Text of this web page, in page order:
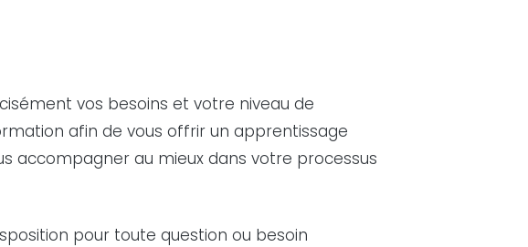
vos besoins et votre niveau de
afin de vous offrir un apprentissage
accompagner au mieux dans votre processus
pour toute question ou besoin